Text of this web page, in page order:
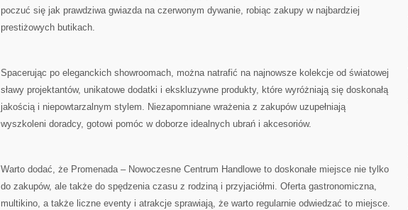
poczuć ​się jak prawdziwa gwiazda na⁢ czerwonym dywanie, robiąc ⁢zakupy ⁣w najbardziej
prestiżowych butikach.
Spacerując po eleganckich showroomach, można natrafić na‍ najnowsze kolekcje⁤ od ‍światowej
sławy projektantów, unikatowe ​dodatki i⁤ ekskluzywne produkty, które ‌wyróżniają się⁤ doskonałą
jakością i ⁣niepowtarzalnym stylem.‍ Niezapomniane wrażenia z zakupów uzupełniają
wyszkoleni doradcy,⁢ gotowi pomóc ‌w doborze⁤ idealnych ubrań‍ i ⁣akcesoriów.
Warto ⁣dodać, że Promenada – Nowoczesne Centrum Handlowe to doskonałe ​miejsce nie tylko​
do zakupów, ale ​także do‍ spędzenia czasu⁢ z rodziną i przyjaciółmi. Oferta‍ gastronomiczna,
multikino, a także‍ liczne ‌eventy i ⁢atrakcje⁢ sprawiają, że warto regularnie odwiedzać‍ to ⁢miejsce.